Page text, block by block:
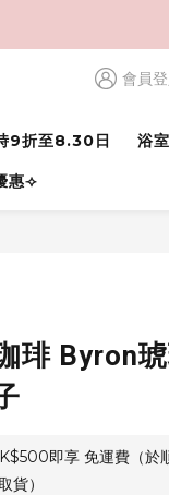
會員
9折至8.30日 浴
惠⟢
琲 Byron
即享 免運費（於
貨）